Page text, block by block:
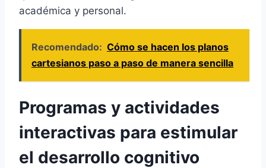
académica y personal.
Recomendado: Cómo se hacen los planos
cartesianos paso a paso de manera sencilla
Programas y actividades
interactivas para estimular
el desarrollo cognitivo